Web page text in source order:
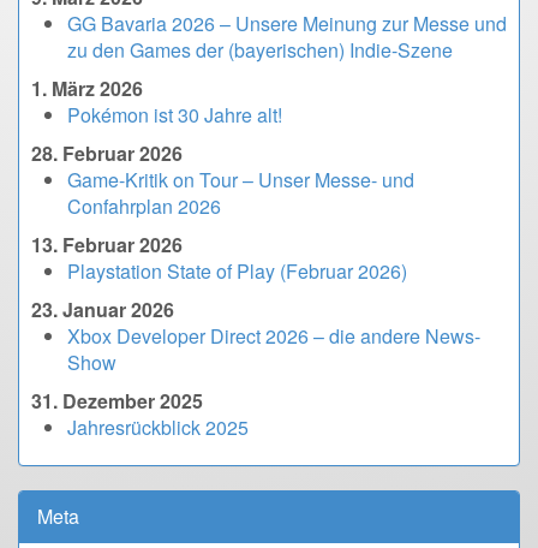
GG Bavaria 2026 – Unsere Meinung zur Messe und
zu den Games der (bayerischen) Indie-Szene
1. März 2026
Pokémon ist 30 Jahre alt!
28. Februar 2026
Game-Kritik on Tour – Unser Messe- und
Confahrplan 2026
13. Februar 2026
Playstation State of Play (Februar 2026)
23. Januar 2026
Xbox Developer Direct 2026 – die andere News-
Show
31. Dezember 2025
Jahresrückblick 2025
Meta